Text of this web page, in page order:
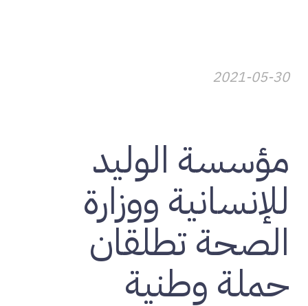
2021-05-30
مؤسسة الوليد
للإنسانية ووزارة
الصحة تطلقان
حملة وطنية